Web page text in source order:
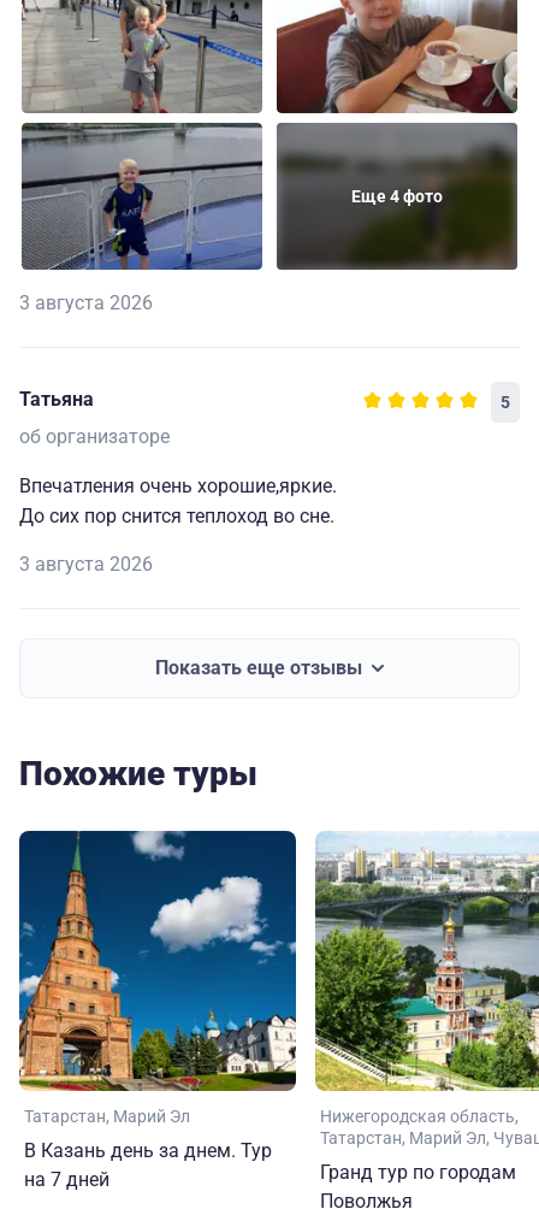
Еще 4 фото
3 августа 2026
Татьяна 5
об организаторе
Впечатления очень хорошие,яркие.
До сих пор снится теплоход во сне.
3 августа 2026
Показать еще отзывы
Похожие туры
Татарстан Марий Эл
В Казань день за днем. Тур
на 7 дней
Нижегородская область
Татарстан Марий Эл
Гранд тур по городам
Поволжья